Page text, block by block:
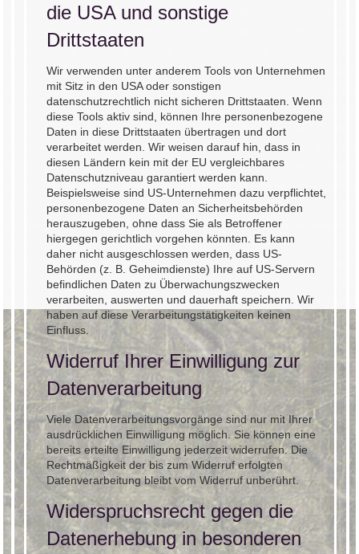
die USA und sonstige
Drittstaaten
Wir verwenden unter anderem Tools von Unternehmen
mit Sitz in den USA oder sonstigen
datenschutzrechtlich nicht sicheren Drittstaaten. Wenn
diese Tools aktiv sind, können Ihre personenbezogene
Daten in diese Drittstaaten übertragen und dort
verarbeitet werden. Wir weisen darauf hin, dass in
diesen Ländern kein mit der EU vergleichbares
Datenschutzniveau garantiert werden kann.
Beispielsweise sind US-Unternehmen dazu verpflichtet,
personenbezogene Daten an Sicherheitsbehörden
herauszugeben, ohne dass Sie als Betroffener
hiergegen gerichtlich vorgehen könnten. Es kann
daher nicht ausgeschlossen werden, dass US-
Behörden (z. B. Geheimdienste) Ihre auf US-Servern
befindlichen Daten zu Überwachungszwecken
verarbeiten, auswerten und dauerhaft speichern. Wir
haben auf diese Verarbeitungstätigkeiten keinen
Einfluss.
Widerruf Ihrer Einwilligung zur
Datenverarbeitung
Viele Datenverarbeitungsvorgänge sind nur mit Ihrer
ausdrücklichen Einwilligung möglich. Sie können eine
bereits erteilte Einwilligung jederzeit widerrufen. Die
Rechtmäßigkeit der bis zum Widerruf erfolgten
Datenverarbeitung bleibt vom Widerruf unberührt.
Widerspruchsrecht gegen die
Datenerhebung in besonderen